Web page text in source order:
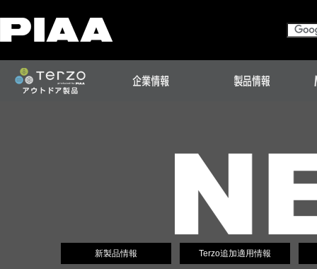
新製品情報 Terzo追加適用情報